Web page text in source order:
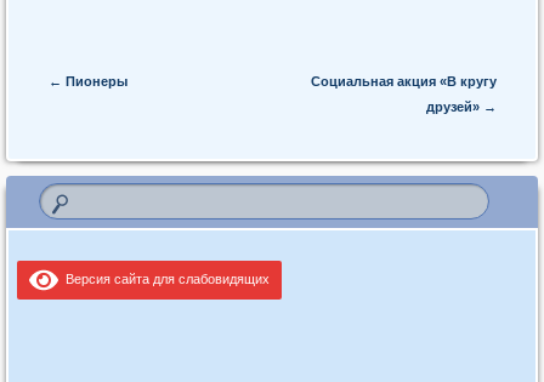
Post navigation
← Пионеры
Cоциальная акция «В кругу
друзей» →
Версия сайта для слабовидящих